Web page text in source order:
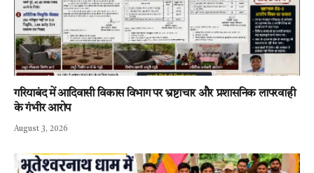
गरियाबंद में आदिवासी विकास विभाग पर भ्रष्टाचार और प्रशासनिक लापरवाही
के गंभीर आरोप
August 3, 2026